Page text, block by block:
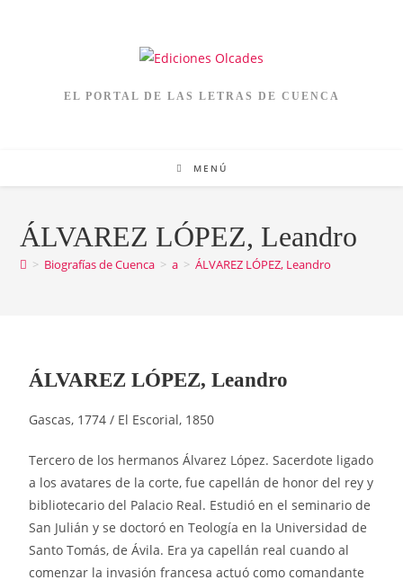
EL PORTAL DE LAS LETRAS DE CUENCA
MENÚ
ÁLVAREZ LÓPEZ, Leandro
> Biografías de Cuenca > a > ÁLVAREZ LÓPEZ, Leandro
ÁLVAREZ LÓPEZ, Leandro
Gascas, 1774 / El Escorial, 1850
Tercero de los hermanos Álvarez López. Sacerdote ligado
a los avatares de la corte, fue capellán de honor del rey y
bibliotecario del Palacio Real. Estudió en el seminario de
San Julián y se doctoró en Teología en la Universidad de
Santo Tomás, de Ávila. Era ya capellán real cuando al
comenzar la invasión francesa actuó como comandante